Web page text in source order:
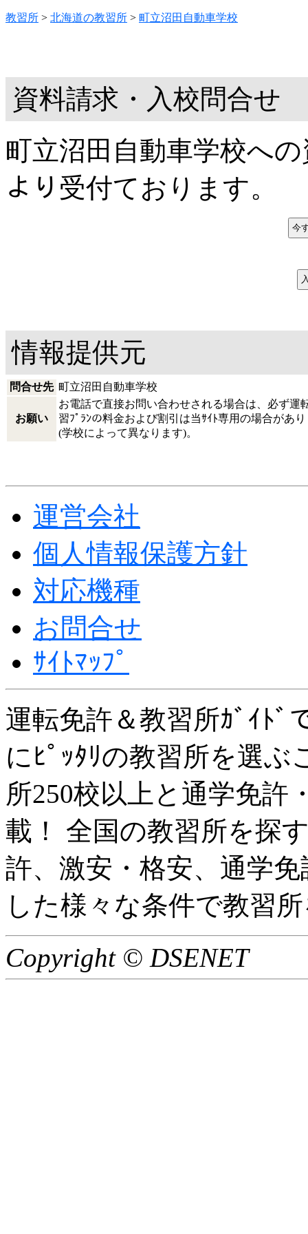
教習所 > 北海道の教習所 > 町立沼田自動車学校
資料請求・入校問合せ
町立沼田自動車学校へ
より受付ております。
情報提供元
問合せ先 町立沼田自動車学校
お願い
お電話で直接お問い合わせされる場合は、必ず運
習ﾌﾟﾗﾝの料金および割引は当ｻｲﾄ専用の場合があ
(学校によって異なります)。
運営会社
個人情報保護方針
対応機種
お問合せ
ｻｲﾄﾏｯﾌﾟ
運転免許＆教習所ｶﾞｲﾄﾞ
にﾋﾟｯﾀﾘの教習所を選
所250校以上と通学免許
載！ 全国の教習所を探
許、激安・格安、通学
した様々な条件で教習
Copyright © DSENET